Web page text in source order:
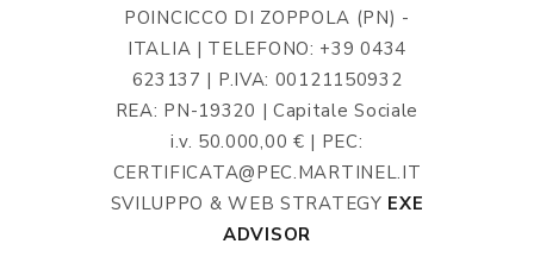
POINCICCO DI ZOPPOLA (PN) -
ITALIA | TELEFONO: +39 0434
623137 | P.IVA: 00121150932
REA: PN-19320 | Capitale Sociale
i.v. 50.000,00 € | PEC:
CERTIFICATA@PEC.MARTINEL.IT
SVILUPPO & WEB STRATEGY EXE
ADVISOR